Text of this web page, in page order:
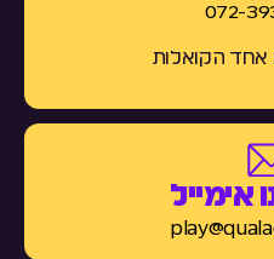
072-
הקואלות
אימייל